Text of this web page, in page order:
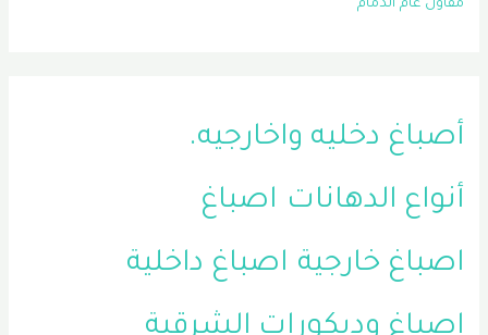
مقاول عام الدمام
أصباغ دخليه واخارجيه.
أنواع الدهانات اصباغ
اصباغ خارجية اصباغ داخلية
اصباغ وديكورات الشرقية